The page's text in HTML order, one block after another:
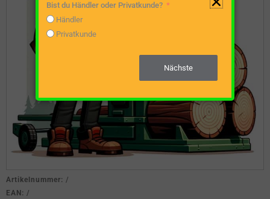
Artikelnummer: /
EAN: /
Bist du Händler oder Privatkunde?
Händler
Privatkunde
Nächste